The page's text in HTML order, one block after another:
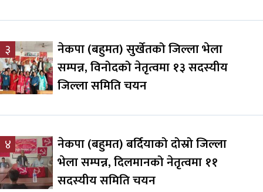
३
नेकपा (बहुमत) सुर्खेतको जिल्ला भेला
सम्पन्न, विनोदको नेतृत्वमा १३ सदस्यीय
जिल्ला समिति चयन
४
नेकपा (बहुमत) बर्दियाको दोस्रो जिल्ला
भेला सम्पन्न, दिलमानको नेतृत्वमा ११
सदस्यीय समिति चयन